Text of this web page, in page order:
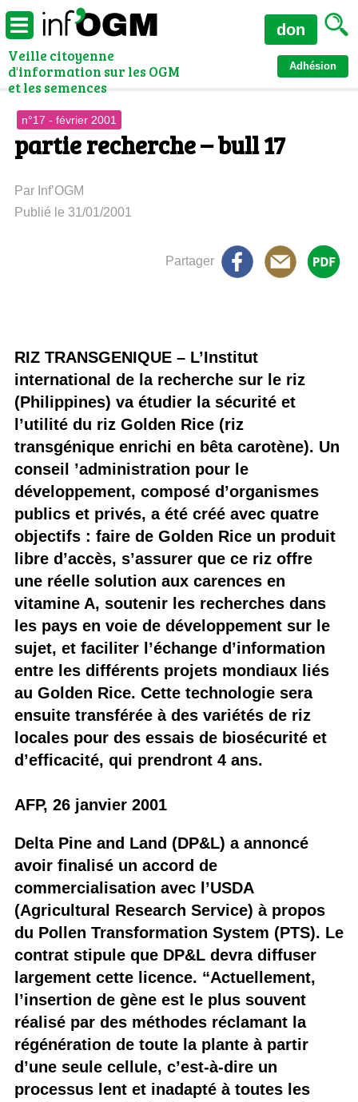
Veille citoyenne
d'information sur les OGM
et les semences
Adhésion
don
n°17 - février 2001
partie recherche – bull 17
Par Inf’OGM
Publié le 31/01/2001
Partager
RIZ TRANSGENIQUE – L’Institut
international de la recherche sur le riz
(Philippines) va étudier la sécurité et
l’utilité du riz Golden Rice (riz
transgénique enrichi en bêta carotène). Un
conseil ’administration pour le
développement, composé d’organismes
publics et privés, a été créé avec quatre
objectifs : faire de Golden Rice un produit
libre d’accès, s’assurer que ce riz offre
une réelle solution aux carences en
vitamine A, soutenir les recherches dans
les pays en voie de développement sur le
sujet, et faciliter l’échange d’information
entre les différents projets mondiaux liés
au Golden Rice. Cette technologie sera
ensuite transférée à des variétés de riz
locales pour des essais de biosécurité et
d’efficacité, qui prendront 4 ans.
AFP, 26 janvier 2001
Delta Pine and Land (DP&L) a annoncé
avoir finalisé un accord de
commercialisation avec l’USDA
(Agricultural Research Service) à propos
du Pollen Transformation System (PTS). Le
contrat stipule que DP&L devra diffuser
largement cette licence. “Actuellement,
l’insertion de gène est le plus souvent
réalisé par des méthodes réclamant la
régénération de toute la plante à partir
d’une seule cellule, c’est-à-dire un
processus lent et inadapté à toutes les